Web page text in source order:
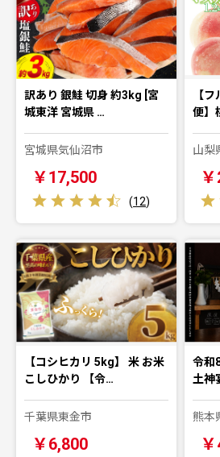
訳あり 銀鮭 切身 約3kg [宮
城東洋 宮城県 …
宮城県気仙沼市
￥17,500
(12)
【
便】
山梨
【コシヒカリ 5kg】 米 お米
こしひかり 【令…
千葉県東金市
￥6,800
令和
土神
熊本